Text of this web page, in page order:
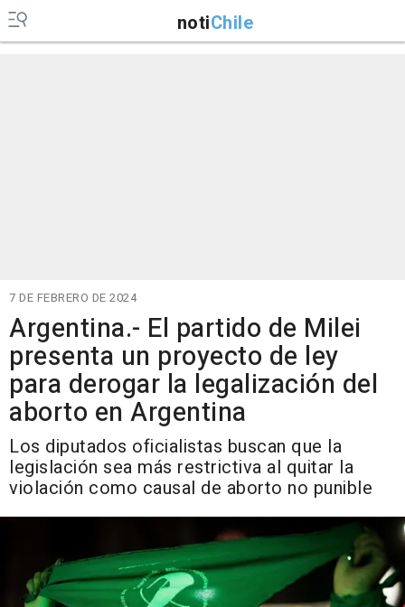
notiChile
7 DE FEBRERO DE 2024
Argentina.- El partido de Milei
presenta un proyecto de ley
para derogar la legalización del
aborto en Argentina
Los diputados oficialistas buscan que la
legislación sea más restrictiva al quitar la
violación como causal de aborto no punible